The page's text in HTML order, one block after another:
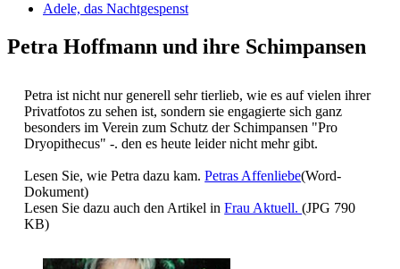
Adele, das Nachtgespenst
Petra Hoffmann und ihre Schimpansen
Petra ist nicht nur generell sehr tierlieb, wie es auf vielen ihrer
Privatfotos zu sehen ist, sondern sie engagierte sich ganz
besonders im Verein zum Schutz der Schimpansen "Pro
Dryopithecus" -. den es heute leider nicht mehr gibt.
Lesen Sie, wie Petra dazu kam.Petras Affenliebe(Word-
Dokument)
Lesen Sie dazu auch den Artikel inFrau Aktuell.(JPG 790
KB)